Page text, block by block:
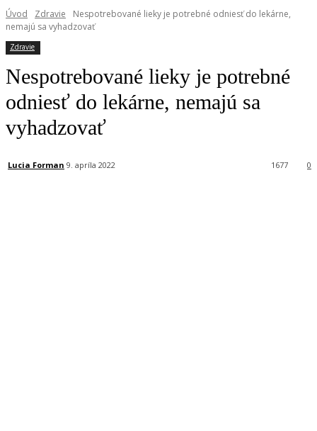
Úvod Zdravie
Nespotrebované lieky je potrebné odniesť do lekárne,
nemajú sa vyhadzovať
Zdravie
Nespotrebované lieky je potrebné
odniesť do lekárne, nemajú sa
vyhadzovať
Lucia Forman 9. apríla 2022 0
1677